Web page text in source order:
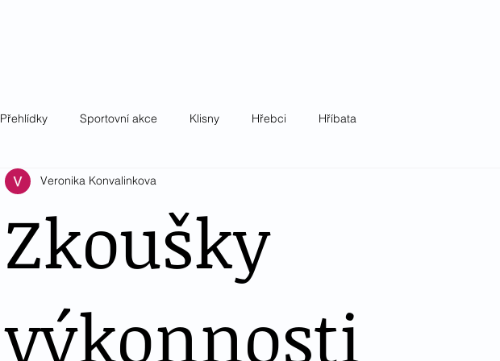
Přehlídky Sportovní akce Klisny Hřebci Hříbata
Zkoušky
výkonnosti
Veronika Konvalinkova